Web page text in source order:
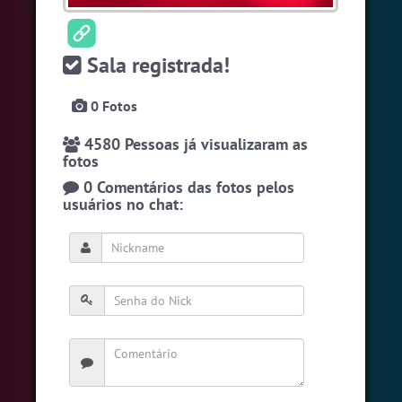
#Brazink
5 pessoas
#RadioModao
#Novanativa
Ver todas as salas
🎁 Promoção 🛍 Crie seu Chat e Rádio 📻
com Site e Chat Bot 🤖 de Pedidos
English Português
Sala registrada!
0 Fotos
4580 Pessoas já visualizaram as
fotos
0 Comentários das fotos pelos
usuários no chat: